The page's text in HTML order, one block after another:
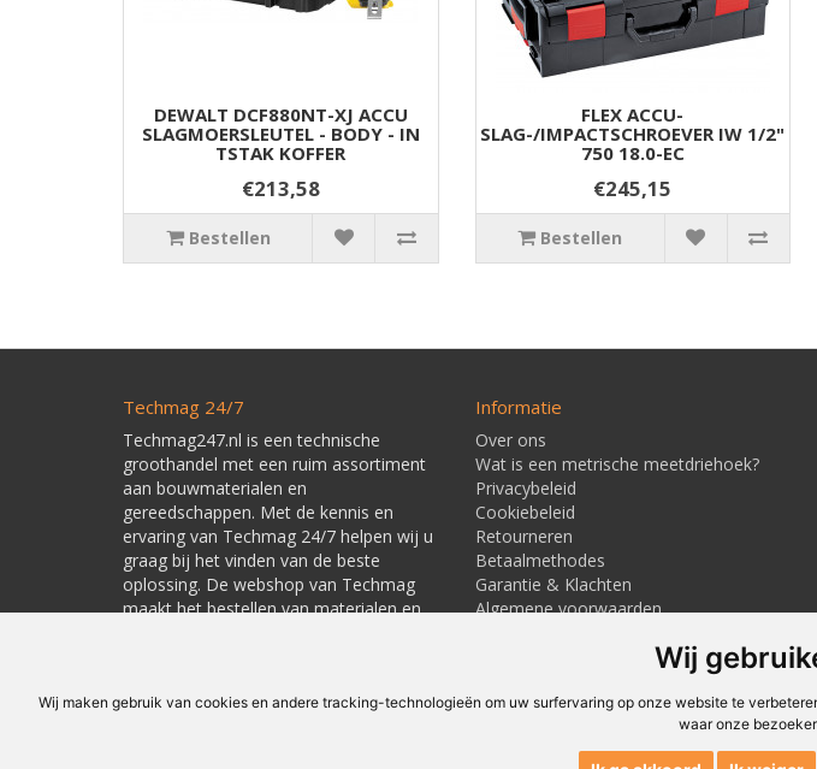
Wij
Wij maken gebruik van cookies en andere tracking-technologieën om uw surfervaring op onze website te
waar onze
DEWALT DCF880NT-XJ ACCU
SLAGMOERSLEUTEL - BODY - IN
TSTAK KOFFER
€213,58
Bestellen
FLEX ACCU-
SLAG-/IMPACTSCHROEVER IW 1/2"
750 18.0-EC
€245,15
Bestellen
Techmag 24/7
Techmag247.nl is een technische
groothandel met een ruim assortiment
aan bouwmaterialen en
gereedschappen. Met de kennis en
ervaring van Techmag 24/7 helpen wij u
graag bij het vinden van de beste
oplossing. De webshop van Techmag
maakt het bestellen van materialen en
Informatie
Over ons
Wat is een metrische meetdriehoek?
Privacybeleid
Cookiebeleid
Retourneren
Betaalmethodes
Garantie & Klachten
Algemene voorwaarden